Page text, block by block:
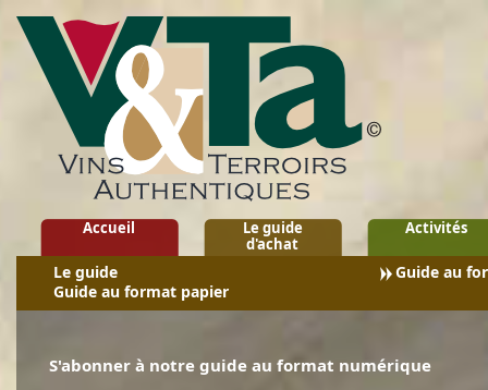
Accueil
Le guide
d'achat
Activités
Le guide
Guide au format papier
Guide au
S'abonner à notre guide au format numérique